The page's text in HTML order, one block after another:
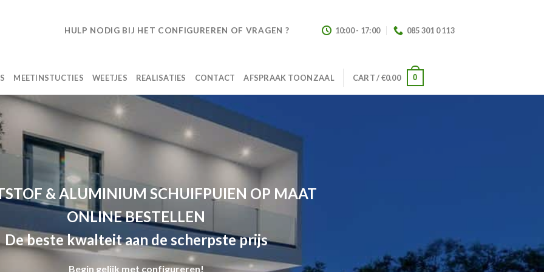
HULP NODIG BIJ HET CONFIGUREREN OF VRAGEN ? 10:00 - 17:00 085 301 0 113
MEETINSTUCTIES WEETJES REALISATIES CONTACT AFSPRAAK TOONZAAL CART /€0.00 0
& ALUMINIUM SCHUIFPUIEN OP MAAT
ONLINE BESTELLEN
De beste kwalteit aan de scherpste prijs
Begin gelijk met configureren!